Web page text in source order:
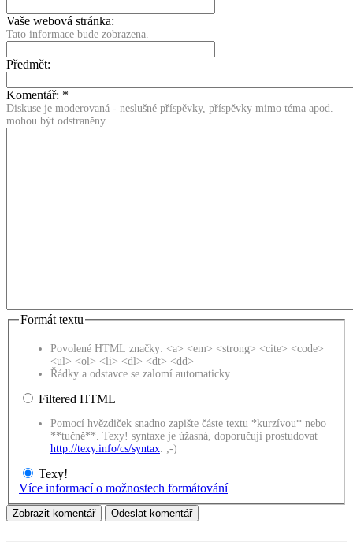
Vaše webová stránka:
Tato informace bude zobrazena.
Předmět:
Komentář: *
Diskuse je moderovaná - neslušné příspěvky, příspěvky mimo téma apod.
mohou být odstraněny.
Formát textu
Povolené HTML značky: <a> <em> <strong> <cite> <code>
<ul> <ol> <li> <dl> <dt> <dd>
Řádky a odstavce se zalomí automaticky.
Filtered HTML
Pomocí hvězdiček snadno zapište částe textu *kurzívou* nebo
**tučně**. Texy! syntaxe je úžasná, doporučuji prostudovat
http://texy.info/cs/syntax . ;-)
Texy!
Více informací o možnostech formátování